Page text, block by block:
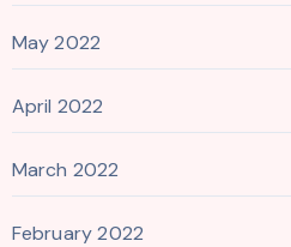
May 2022
April 2022
March 2022
February 2022